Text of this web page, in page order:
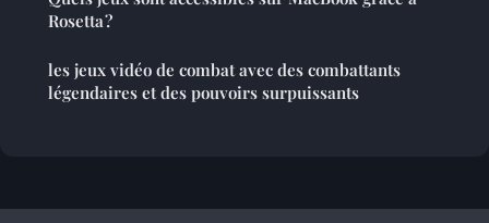
Rosetta ?
les jeux vidéo de combat avec des combattants
légendaires et des pouvoirs surpuissants